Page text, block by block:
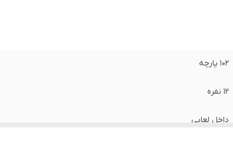
102 پارچه
12 نفره
داخل لعابی